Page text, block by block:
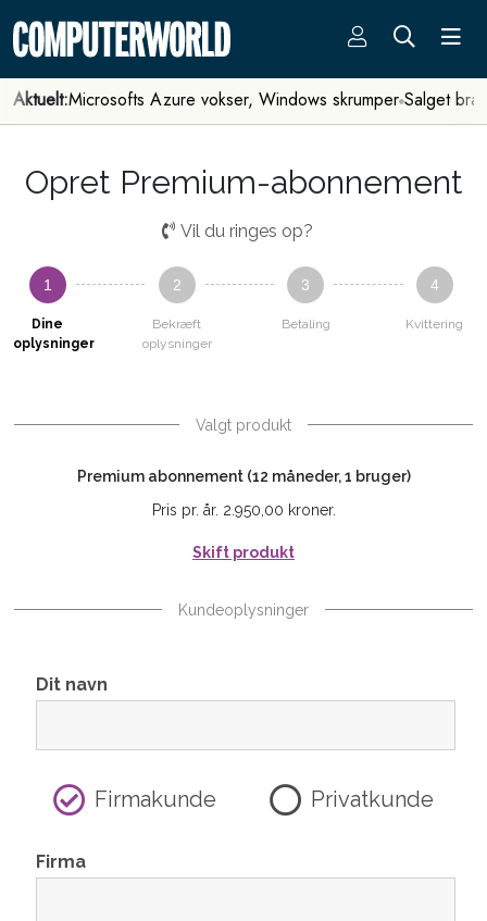
Aktuelt:Microsofts Azure vokser, Windows skrumper Salget
Opret Premium-abonnement
Vil du ringes op?
1
Dine
oplysninger
2
Bekræft
oplysninger
3
Betaling
4
Kvittering
Valgt produkt
Premium abonnement (12 måneder, 1 bruger)
Pris pr. år. 2.950,00 kroner.
Skift produkt
Kundeoplysninger
Dit navn
Firmakunde Privatkunde
Firma